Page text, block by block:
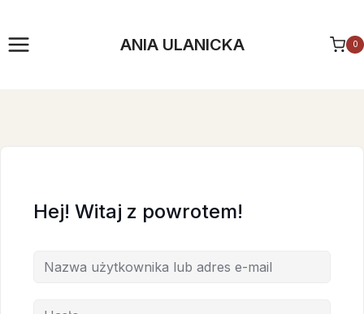
treści
ANIA ULANICKA 0
Hej! Witaj z powrotem!